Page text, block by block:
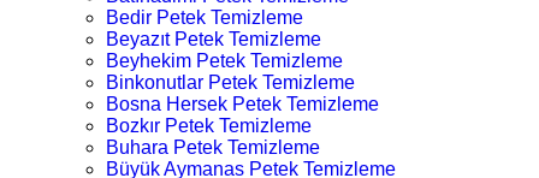
Bedir Petek Temizleme
Beyazıt Petek Temizleme
Beyhekim Petek Temizleme
Binkonutlar Petek Temizleme
Bosna Hersek Petek Temizleme
Bozkır Petek Temizleme
Buhara Petek Temizleme
Büyük Aymanas Petek Temizleme